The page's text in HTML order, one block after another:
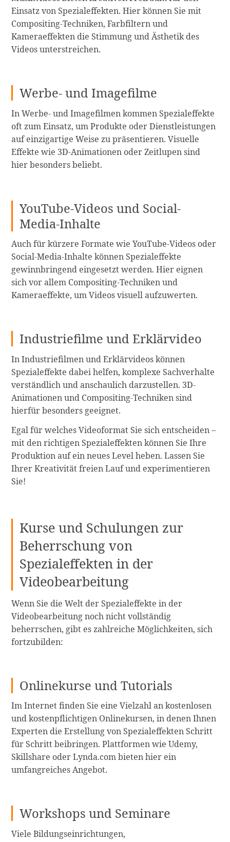
Einsatz von Spezialeffekten. Hier können Sie mit
Compositing-Techniken, Farbfiltern und
Kameraeffekten die Stimmung und Ästhetik des
Videos unterstreichen.
Werbe- und Imagefilme
In Werbe- und Imagefilmen kommen Spezialeffekte
oft zum Einsatz, um Produkte oder Dienstleistungen
auf einzigartige Weise zu präsentieren. Visuelle
Effekte wie 3D-Animationen oder Zeitlupen sind
hier besonders beliebt.
YouTube-Videos und Social-
Media-Inhalte
Auch für kürzere Formate wie YouTube-Videos oder
Social-Media-Inhalte können Spezialeffekte
gewinnbringend eingesetzt werden. Hier eignen
sich vor allem Compositing-Techniken und
Kameraeffekte, um Videos visuell aufzuwerten.
Industriefilme und Erklärvideo
In Industriefilmen und Erklärvideos können
Spezialeffekte dabei helfen, komplexe Sachverhalte
verständlich und anschaulich darzustellen. 3D-
Animationen und Compositing-Techniken sind
hierfür besonders geeignet.
Egal für welches Videoformat Sie sich entscheiden –
mit den richtigen Spezialeffekten können Sie Ihre
Produktion auf ein neues Level heben. Lassen Sie
Ihrer Kreativität freien Lauf und experimentieren
Sie!
Kurse und Schulungen zur
Beherrschung von
Spezialeffekten in der
Videobearbeitung
Wenn Sie die Welt der Spezialeffekte in der
Videobearbeitung noch nicht vollständig
beherrschen, gibt es zahlreiche Möglichkeiten, sich
fortzubilden:
Onlinekurse und Tutorials
Im Internet finden Sie eine Vielzahl an kostenlosen
und kostenpflichtigen Onlinekursen, in denen Ihnen
Experten die Erstellung von Spezialeffekten Schritt
für Schritt beibringen. Plattformen wie Udemy,
Skillshare oder Lynda.com bieten hier ein
umfangreiches Angebot.
Workshops und Seminare
Viele Bildungseinrichtungen,